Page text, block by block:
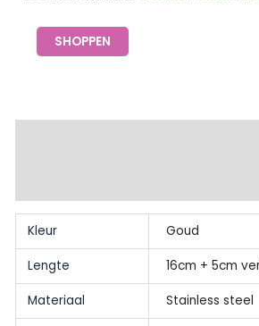
€17.95.
hartje
goud-
SHOPPEN
Kleur Goud
Lengte 16cm + 5cm
Materiaal Stainless steel